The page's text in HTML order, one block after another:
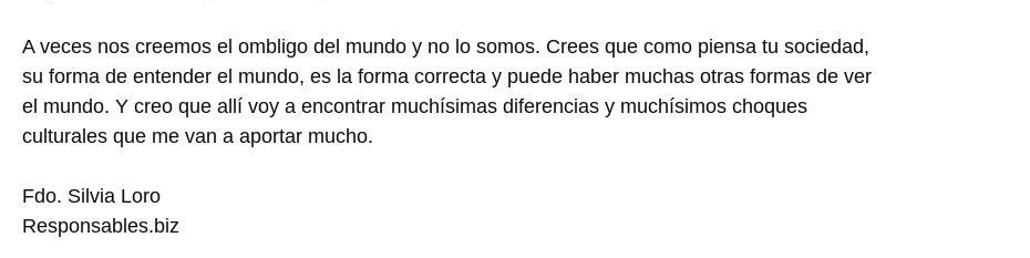
A veces nos creemos el ombligo del mundo y no lo somos. Crees que como piensa tu sociedad,
su forma de entender el mundo, es la forma correcta y puede haber muchas otras formas de ver
el mundo. Y creo que allí voy a encontrar muchísimas diferencias y muchísimos choques
culturales que me van a aportar mucho.
Fdo. Silvia Loro
Responsables.biz